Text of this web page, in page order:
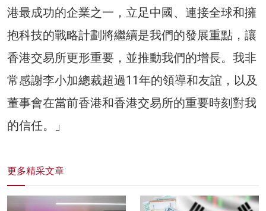
港最成功的企業之一，立足中國、連接全球和擁
抱科技的戰略計劃將繼續是我們的發展重點，讓
香港交易所更形重要，並推動我們的增長。我非
常感謝李小加總裁超過11年的領導和友誼，以及
董事會在當前香港和香港交易所的重要時刻對我
的信任。」
更多精采文章